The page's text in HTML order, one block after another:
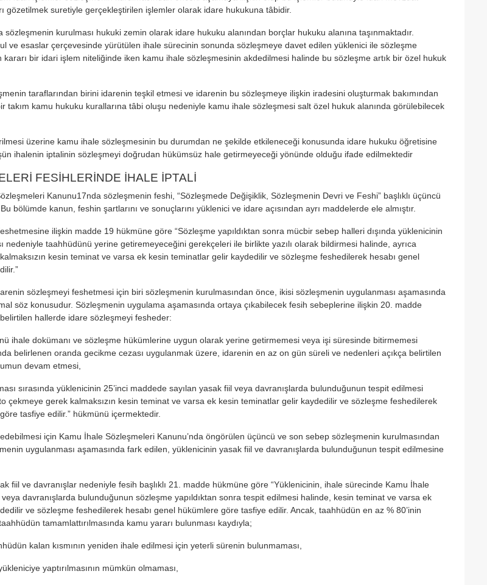
gözetilmek suretiyle gerçekleştirilen işlemler olarak idare hukukuna tâbidir.
kurulması hukuki zemin olarak idare hukuku alanından borçlar hukuku alanına taşınmaktadır.
ve esaslar çerçevesinde yürütülen ihale sürecinin sonunda sözleşmeye davet edilen yüklenici ile sözleşme
kararı bir idari işlem niteliğinde iken kamu ihale sözleşmesinin akdedilmesi halinde bu sözleşme artık bir özel hukuk
taraflarından birini idarenin teşkil etmesi ve idarenin bu sözleşmeye ilişkin iradesini oluşturmak bakımından
takım kamu hukuku kurallarına tâbi oluşu nedeniyle kamu ihale sözleşmesi salt özel hukuk alanında görülebilecek
üzerine kamu ihale sözleşmesinin bu durumdan ne şekilde etkileneceği konusunda idare hukuku öğretisine
ihalenin iptalinin sözleşmeyi doğrudan hükümsüz hale getirmeyeceği yönünde olduğu ifade edilmektedir
FESİHLERİNDE İHALE İPTALİ
Kanunu17nda sözleşmenin feshi, “Sözleşmede Değişiklik, Sözleşmenin Devri ve Feshi” başlıklı üçüncü
bölümde kanun, feshin şartlarını ve sonuçlarını yüklenici ve idare açısından ayrı maddelerde ele almıştır.
ilişkin madde 19 hükmüne göre “Sözleşme yapıldıktan sonra mücbir sebep halleri dışında yüklenicinin
nedeniyle taahhüdünü yerine getiremeyeceğini gerekçeleri ile birlikte yazılı olarak bildirmesi halinde, ayrıca
kesin teminat ve varsa ek kesin teminatlar gelir kaydedilir ve sözleşme feshedilerek hesabı genel
sözleşmeyi feshetmesi için biri sözleşmenin kurulmasından önce, ikisi sözleşmenin uygulanması aşamasında
söz konusudur. Sözleşmenin uygulama aşamasında ortaya çıkabilecek fesih sebeplerine ilişkin 20. madde
hallerde idare sözleşmeyi fesheder:
ihale dokümanı ve sözleşme hükümlerine uygun olarak yerine getirmemesi veya işi süresinde bitirmemesi
belirlenen oranda gecikme cezası uygulanmak üzere, idarenin en az on gün süreli ve nedenleri açıkça belirtilen
devam etmesi,
sırasında yüklenicinin 25’inci maddede sayılan yasak fiil veya davranışlarda bulunduğunun tespit edilmesi
çekmeye gerek kalmaksızın kesin teminat ve varsa ek kesin teminatlar gelir kaydedilir ve sözleşme feshedilerek
tasfiye edilir.” hükmünü içermektedir.
için Kamu İhale Sözleşmeleri Kanunu’nda öngörülen üçüncü ve son sebep sözleşmenin kurulmasından
uygulanması aşamasında fark edilen, yüklenicinin yasak fiil ve davranışlarda bulunduğunun tespit edilmesine
fiil ve davranışlar nedeniyle fesih başlıklı 21. madde hükmüne göre “Yüklenicinin, ihale sürecinde Kamu İhale
davranışlarda bulunduğunun sözleşme yapıldıktan sonra tespit edilmesi halinde, kesin teminat ve varsa ek
ve sözleşme feshedilerek hesabı genel hükümlere göre tasfiye edilir. Ancak, taahhüdün en az % 80’inin
tamamlattırılmasında kamu yararı bulunması kaydıyla;
kalan kısmının yeniden ihale edilmesi için yeterli sürenin bulunmaması,
yaptırılmasının mümkün olmaması,